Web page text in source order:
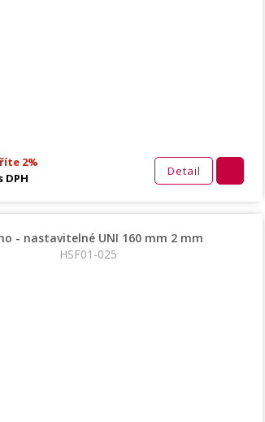
2%
DPH Detail
- nastavitelné UNI 160 mm 2 mm
HSF01-025